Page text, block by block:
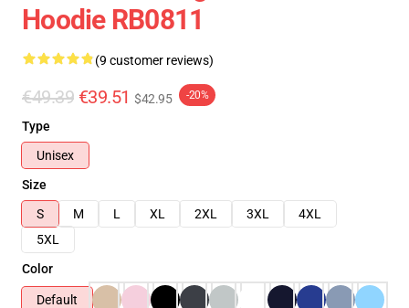
Hoodie RB0811
(9 customer reviews)
€49.39 €39.51 $42.95 -20%
Type
Unisex
Size
S
M L XL 2XL 3XL
4XL
5XL
Color
Default